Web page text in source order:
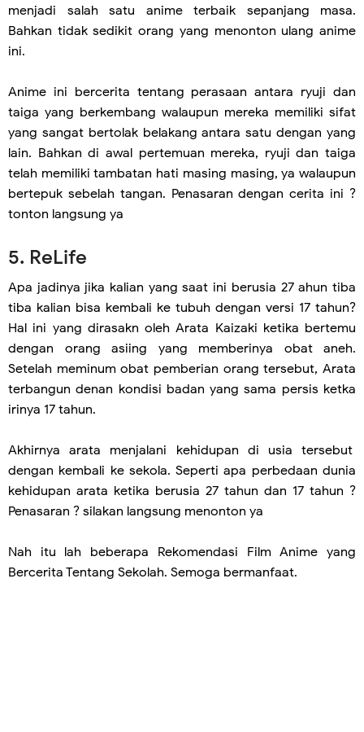
menjadi salah satu anime terbaik sepanjang masa.
Bahkan tidak sedikit orang yang menonton ulang anime
ini.
Anime ini bercerita tentang perasaan antara ryuji dan
taiga yang berkembang walaupun mereka memiliki sifat
yang sangat bertolak belakang antara satu dengan yang
lain. Bahkan di awal pertemuan mereka, ryuji dan taiga
telah memiliki tambatan hati masing masing, ya walaupun
bertepuk sebelah tangan. Penasaran dengan cerita ini ?
tonton langsung ya
5. ReLife
Apa jadinya jika kalian yang saat ini berusia 27 ahun tiba
tiba kalian bisa kembali ke tubuh dengan versi 17 tahun?
Hal ini yang dirasakn oleh Arata Kaizaki ketika bertemu
dengan orang asiing yang memberinya obat aneh.
Setelah meminum obat pemberian orang tersebut, Arata
terbangun denan kondisi badan yang sama persis ketka
irinya 17 tahun.
Akhirnya arata menjalani kehidupan di usia tersebut
dengan kembali ke sekola. Seperti apa perbedaan dunia
kehidupan arata ketika berusia 27 tahun dan 17 tahun ?
Penasaran ? silakan langsung menonton ya
Nah itu lah beberapa Rekomendasi Film Anime yang
Bercerita Tentang Sekolah. Semoga bermanfaat.